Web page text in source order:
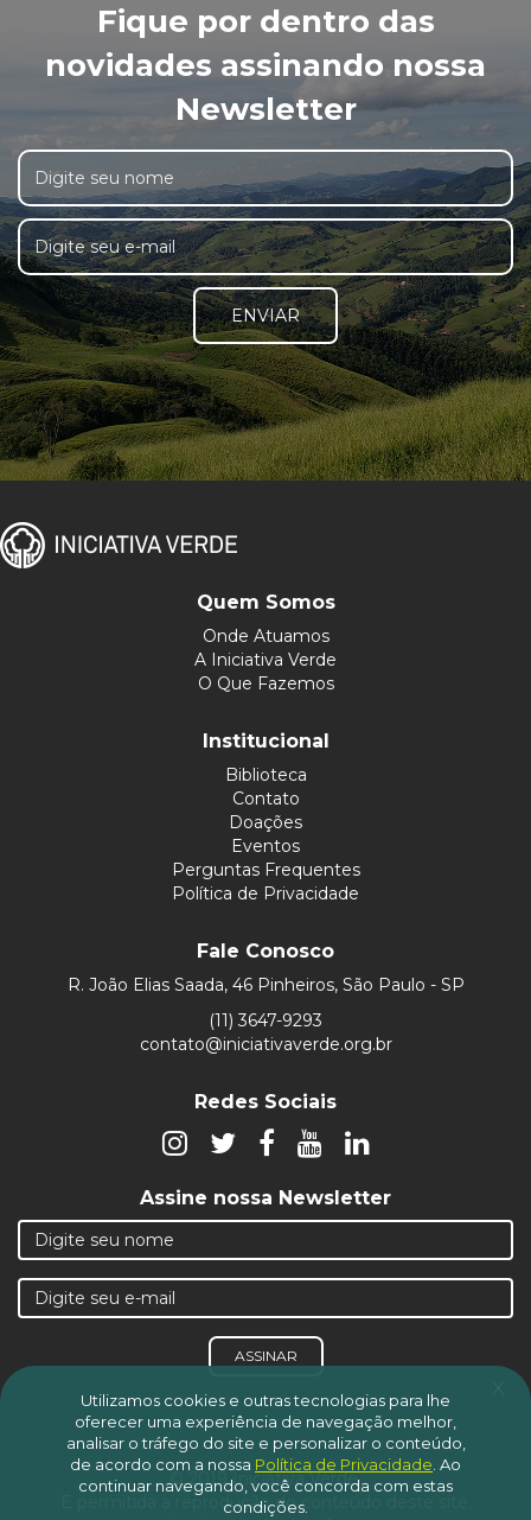
Fique por dentro das
novidades assinando nossa
Newsletter
ENVIAR
Quem Somos
Onde Atuamos
A Iniciativa Verde
O Que Fazemos
Institucional
Biblioteca
Contato
Doações
Eventos
Perguntas Frequentes
Política de Privacidade
Fale Conosco
R. João Elias Saada, 46 Pinheiros, São Paulo - SP
(11) 3647-9293
contato@iniciativaverde.org.br
Redes Sociais
Assine nossa Newsletter
ASSINAR
© 2019 Iniciativa Verde.
É permitida a reprodução do conteúdo deste site,
x
Utilizamos cookies e outras tecnologias para lhe
oferecer uma experiência de navegação melhor,
analisar o tráfego do site e personalizar o conteúdo,
de acordo com a nossa Política de Privacidade Ao
continuar navegando, você concorda com estas
condições.